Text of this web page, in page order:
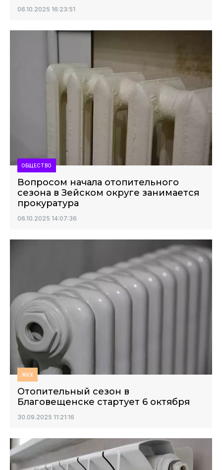
06.10.2025 16:23:51
ОБЩЕСТВО
Вопросом начала отопительного
сезона в Зейском округе занимается
прокуратура
06.10.2025 14:07:36
ЖКХ
Отопительный сезон в
Благовещенске стартует 6 октября
30.09.2025 11:21:16